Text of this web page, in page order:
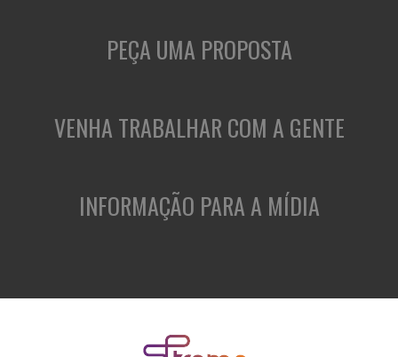
PEÇA UMA PROPOSTA
VENHA TRABALHAR COM A GENTE
INFORMAÇÃO PARA A MÍDIA